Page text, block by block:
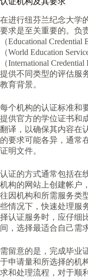
在进行纽芬兰纪念大学
要求是至关重要的。负
（Educational
（World Education
（International
提供不同类型的评估服
教育背景。
每个机构的认证标准和
提供官方的学位证书和
翻译，以确保其内容在
的要求可能各异，通常
证明文件。
认证的方式通常包括在
机构的网站上创建帐户
往因机构和所需服务类
些情况下，快速处理服
择认证服务时，应仔细
间，选择最适合自己需
需留意的是，完成毕业
于申请量和所选择的机
求和处理流程，对于顺